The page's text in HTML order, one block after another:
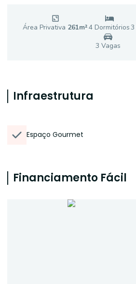
Área Privativa 261m²4 Dormitórios3
3 Vagas
Infraestrutura
Espaço Gourmet
Financiamento Fácil